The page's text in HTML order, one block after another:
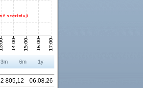
3m 6m 1y
2 805,12
06.08.26